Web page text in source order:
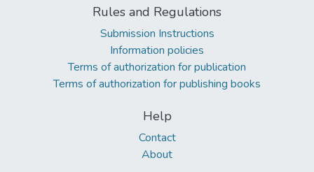
Rules and Regulations
Submission Instructions
Information policies
Terms of authorization for publication
Terms of authorization for publishing books
Help
Contact
About